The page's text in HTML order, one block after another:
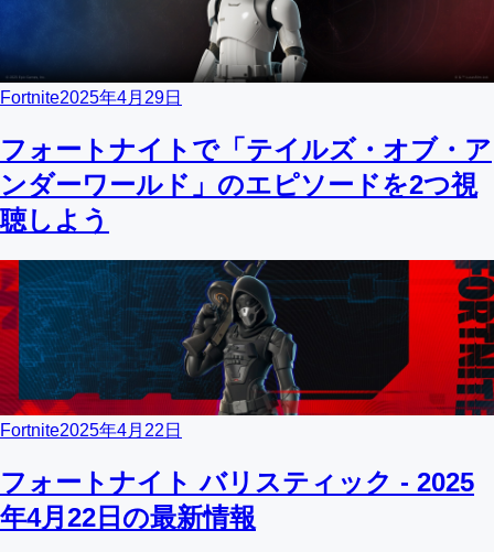
Fortnite2025年4月29日
フォートナイトで「テイルズ・オブ・ア
ンダーワールド」のエピソードを2つ視
聴しよう
Fortnite2025年4月22日
フォートナイト バリスティック - 2025
年4月22日の最新情報